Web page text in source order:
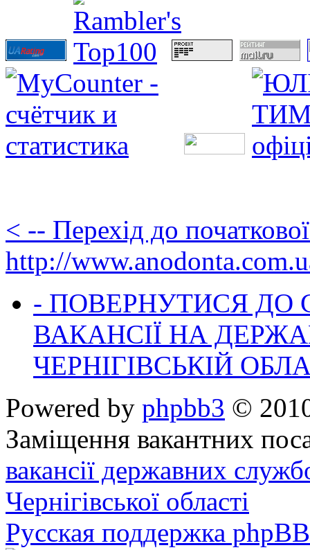
< -- Перехід до
http://
- ПОВЕРНУТИСЯ ДО
ВАКАНСІЇ НА
ЧЕРНІГІВСЬКІЙ
Powered by phpbb3 ©
Заміщення вакантних
вакансії державних
Чернігівської області
Русская поддержка phpBB